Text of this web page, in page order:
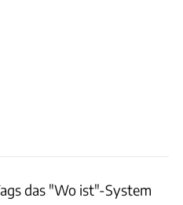
das "Wo ist"-System